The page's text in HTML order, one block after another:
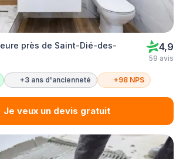
près de Saint-Dié-des-
4,9
59 avis
+3 ans d'ancienneté +98 NPS
Je veux un devis gratuit